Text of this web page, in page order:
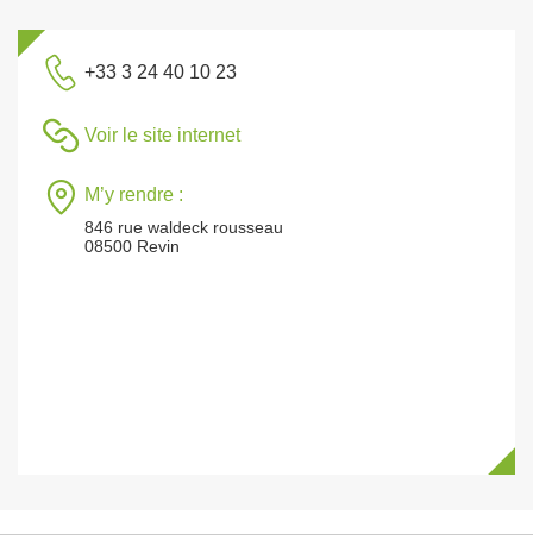
+33 3 24 40 10 23
Voir le site internet
M’y rendre :
846 rue waldeck rousseau
08500 Revin